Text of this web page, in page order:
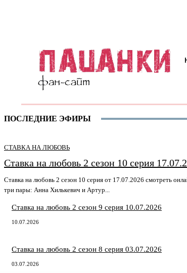
ПОСЛЕДНИЕ ЭФИРЫ
СТАВКА НА ЛЮБОВЬ
Ставка на любовь 2 сезон 10 серия
Ставка на любовь 2 сезон 10 серия от 17.07.2026 смотреть
три пары: Анна Хилькевич и Артур...
Ставка на любовь 2 сезон 9 серия 10.07.2026
10.07.2026
Ставка на любовь 2 сезон 8 серия 03.07.2026
03.07.2026